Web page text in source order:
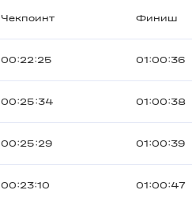
Чекпоинт Финиш
00:22:25 01:00:36
00:25:34 01:00:38
00:25:29 01:00:39
00:23:10 01:00:47